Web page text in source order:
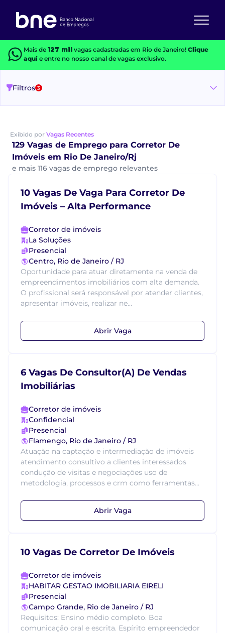
Mais de 127 milvagas cadastradas em Rio de Janeiro! Clique
aquie entre no nosso canal de vagas exclusivo.
Filtros 3
Exibido por Vagas Recentes
129 Vagas de Emprego para Corretor De
Imóveis em Rio De Janeiro/Rj
e mais 116 vagas de emprego relevantes
10 Vagas De Vaga Para Corretor De
Imóveis – Alta Performance
Corretor de imóveis
La Soluções
Presencial
Centro, Rio de Janeiro / RJ
Oportunidade para atuar diretamente na venda de
empreendimentos imobiliários com alta demanda.
O profissional será responsável por atender clientes,
apresentar imóveis, realizar ne...
Abrir Vaga
6 Vagas De Consultor(A) De Vendas
Imobiliárias
Corretor de imóveis
Confidencial
Presencial
Flamengo, Rio de Janeiro / RJ
Atuação na captação e intermediação de imóveis
atendimento consultivo a clientes interessados
condução de visitas e negociações uso de
metodologia, processos e crm como ferramentas...
Abrir Vaga
10 Vagas De Corretor De Imóveis
Corretor de imóveis
HABITAR GESTAO IMOBILIARIA EIRELI
Presencial
Campo Grande, Rio de Janeiro / RJ
Requisitos: Ensino médio completo. Boa
comunicação oral e escrita. Espírito empreendedor